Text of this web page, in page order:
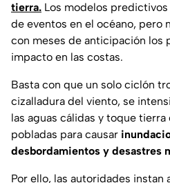
tierra. Los modelos
de eventos en el océano, pero
con meses de anticipación los
impacto en las costas.
Basta con que un solo ciclón
cizalladura del viento, se
las aguas cálidas y toque
pobladas para causar
desbordamientos y desastres
Por ello, las autoridades instan